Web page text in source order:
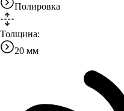
Полировка
Толщина:
20 мм